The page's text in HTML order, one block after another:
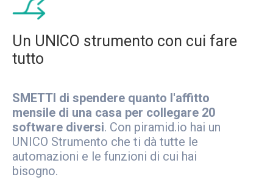
Un UNICO strumento con cui fare
tutto
SMETTI di spendere quanto l'affitto
mensile di una casa per collegare 20
software diversi. Con piramid.io hai un
UNICO Strumento che ti dà tutte le
automazioni e le funzioni di cui hai
bisogno.